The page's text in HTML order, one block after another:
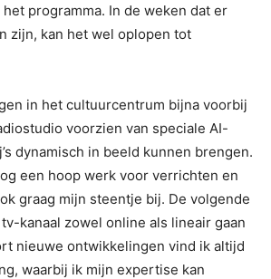
programma. In de weken dat er
zijn, kan het wel oplopen tot
in het cultuurcentrum bijna voorbij
voorzien van speciale AI-
dynamisch in beeld kunnen brengen.
een hoop werk voor verrichten en
graag mijn steentje bij. De volgende
kanaal zowel online als lineair gaan
nieuwe ontwikkelingen vind ik altijd
waarbij ik mijn expertise kan